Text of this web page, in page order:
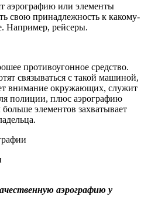
аэрографию или элементы
свою принадлежность к какому-
Например, рейсеры.
противоугонное средство.
связываться с такой машиной,
внимание окружающих, служит
полиции, плюс аэрографию
элементов захватывает
аэрографию у